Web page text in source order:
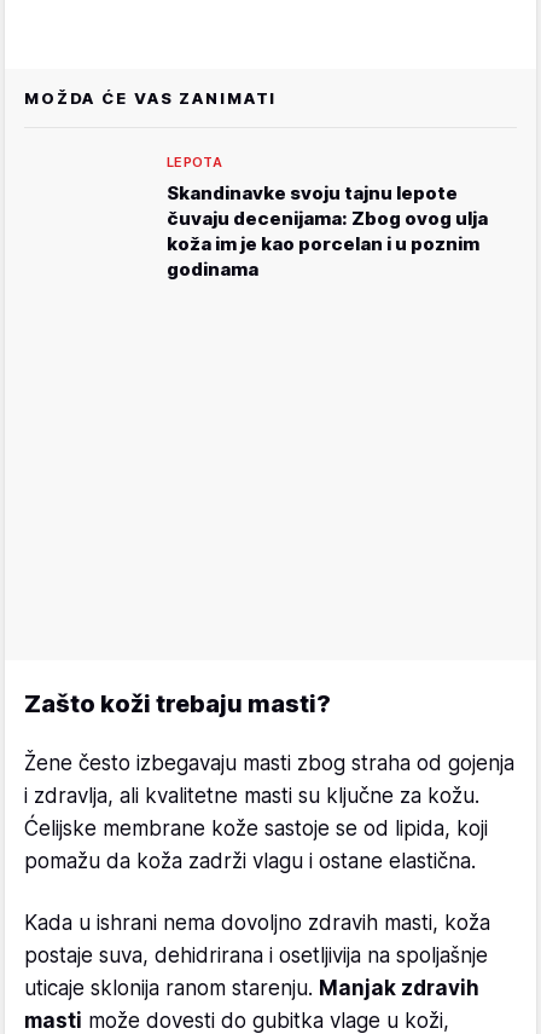
MOŽDA ĆE VAS ZANIMATI
LEPOTA
Skandinavke svoju tajnu lepote
čuvaju decenijama: Zbog ovog ulja
koža im je kao porcelan i u poznim
godinama
Zašto koži trebaju masti?
Žene često izbegavaju masti zbog straha od gojenja
i zdravlja, ali kvalitetne masti su ključne za kožu.
Ćelijske membrane kože sastoje se od lipida, koji
pomažu da koža zadrži vlagu i ostane elastična.
Kada u ishrani nema dovoljno zdravih masti, koža
postaje suva, dehidrirana i osetljivija na spoljašnje
uticaje sklonija ranom starenju. Manjak zdravih
masti može dovesti do gubitka vlage u koži,